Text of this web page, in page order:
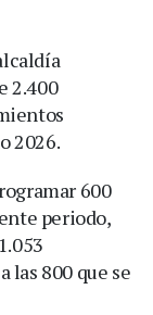
2.400
2026.
600
periodo,
las 800 que se